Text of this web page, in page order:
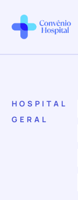
HOSPITAL
GERAL